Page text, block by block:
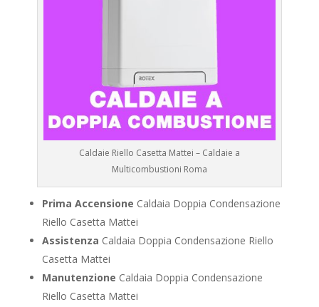
Caldaie Riello Casetta Mattei – Caldaie a
Multicombustioni Roma
Prima Accensione Caldaia Doppia Condensazione
Riello Casetta Mattei
Assistenza Caldaia Doppia Condensazione Riello
Casetta Mattei
Manutenzione Caldaia Doppia Condensazione
Riello Casetta Mattei